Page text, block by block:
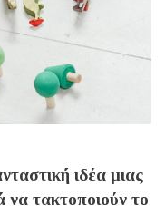
ιδέα μιας
να τακτοποιούν το